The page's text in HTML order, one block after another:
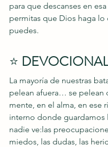
para que descanses en
permitas que Dios haga lo
puedes.
⭐
La mayoría de nuestras
pelean afuera… se pelean
mente, en el alma, en ese
interno donde guardamos
nadie ve:las
miedos, las dudas, las